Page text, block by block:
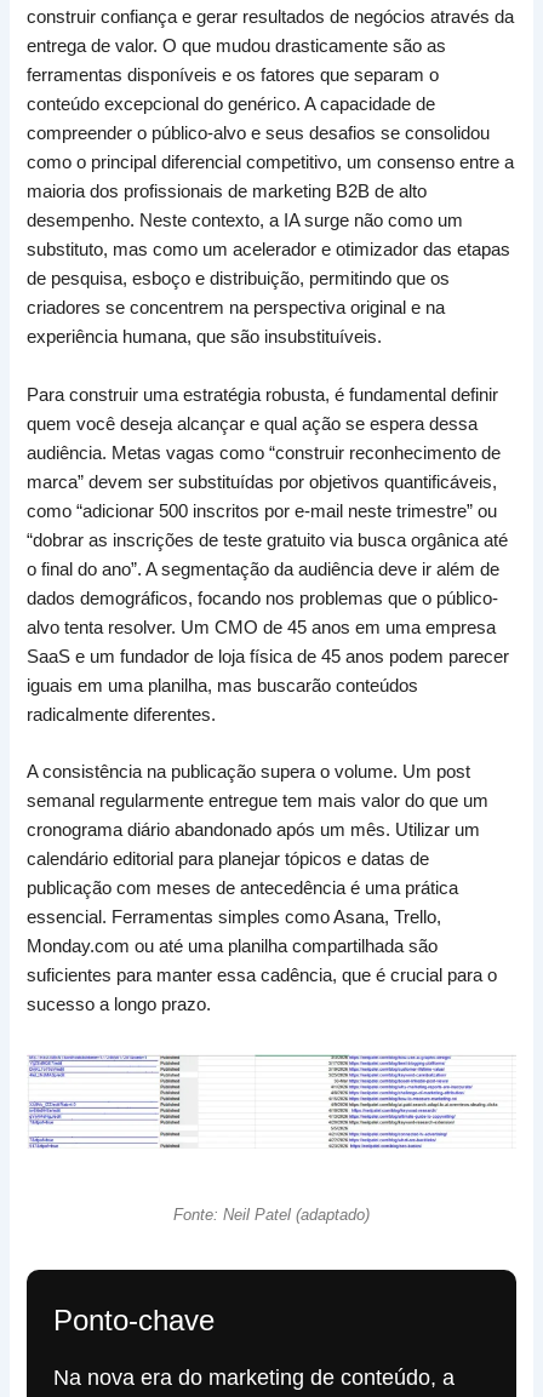
construir confiança e gerar resultados de negócios através da
entrega de valor. O que mudou drasticamente são as
ferramentas disponíveis e os fatores que separam o
conteúdo excepcional do genérico. A capacidade de
compreender o público-alvo e seus desafios se consolidou
como o principal diferencial competitivo, um consenso entre a
maioria dos profissionais de marketing B2B de alto
desempenho. Neste contexto, a IA surge não como um
substituto, mas como um acelerador e otimizador das etapas
de pesquisa, esboço e distribuição, permitindo que os
criadores se concentrem na perspectiva original e na
experiência humana, que são insubstituíveis.
Para construir uma estratégia robusta, é fundamental definir
quem você deseja alcançar e qual ação se espera dessa
audiência. Metas vagas como “construir reconhecimento de
marca” devem ser substituídas por objetivos quantificáveis,
como “adicionar 500 inscritos por e-mail neste trimestre” ou
“dobrar as inscrições de teste gratuito via busca orgânica até
o final do ano”. A segmentação da audiência deve ir além de
dados demográficos, focando nos problemas que o público-
alvo tenta resolver. Um CMO de 45 anos em uma empresa
SaaS e um fundador de loja física de 45 anos podem parecer
iguais em uma planilha, mas buscarão conteúdos
radicalmente diferentes.
A consistência na publicação supera o volume. Um post
semanal regularmente entregue tem mais valor do que um
cronograma diário abandonado após um mês. Utilizar um
calendário editorial para planejar tópicos e datas de
publicação com meses de antecedência é uma prática
essencial. Ferramentas simples como Asana, Trello,
Monday.com ou até uma planilha compartilhada são
suficientes para manter essa cadência, que é crucial para o
sucesso a longo prazo.
Fonte: Neil Patel (adaptado)
Ponto-chave
Na nova era do marketing de conteúdo, a